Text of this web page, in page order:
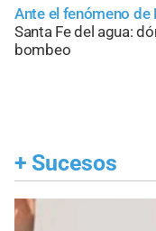
Ante el fenómeno de
Santa Fe del agua:
bombeo
+ Sucesos